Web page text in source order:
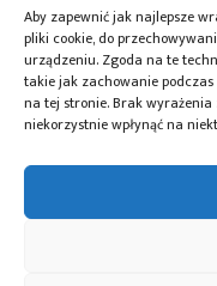
Aby zapewnić jak najlepsze
pliki cookie, do
urządzeniu. Zgoda na te
takie jak zachowanie
na tej stronie. Brak
niekorzystnie wpłynąć na
Tagi:element14,